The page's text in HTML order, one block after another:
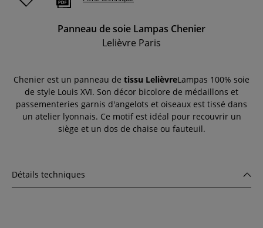
Panneau de soie Lampas Chenier
Lelièvre Paris
Chenier est un panneau de tissu LelièvreLampas 100% soie
de style Louis XVI. Son décor bicolore de médaillons et
passementeries garnis d'angelots et oiseaux est tissé dans
un atelier lyonnais. Ce motif est idéal pour recouvrir un
siège et un dos de chaise ou fauteuil.
Détails techniques